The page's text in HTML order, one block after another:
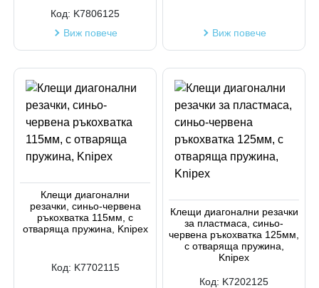
Код: K7806125
Виж повече
Виж повече
Клещи диагонални
резачки, синьо-червена
ръкохватка 115мм, с
отваряща пружина, Knipex
Код: K7702115
Клещи диагонални резачки
за пластмаса, синьо-
червена ръкохватка 125мм,
с отваряща пружина,
Knipex
Код: K7202125